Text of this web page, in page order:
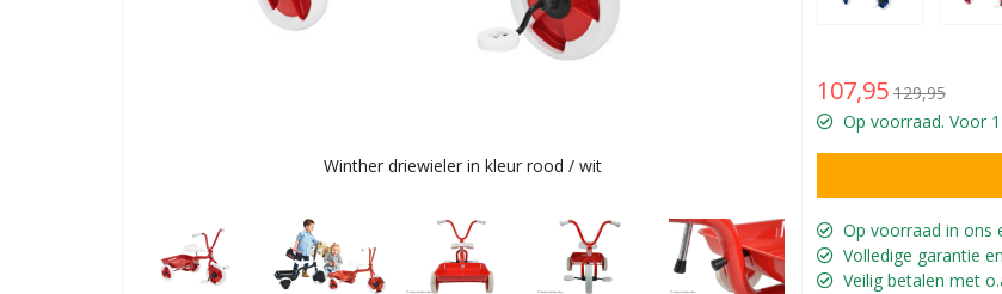
Winther driewieler in kleur rood / wit
107,95 129,95
Op voorraad. Voor
Op voorraad in ons
Volledige garantie
Veilig betalen met